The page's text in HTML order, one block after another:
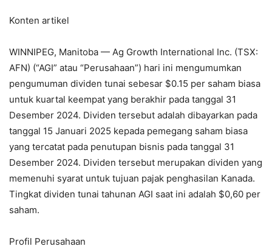
Konten artikel
WINNIPEG, Manitoba — Ag Growth International Inc. (TSX:
AFN) (“AGI” atau “Perusahaan”) hari ini mengumumkan
pengumuman dividen tunai sebesar $0.15 per saham biasa
untuk kuartal keempat yang berakhir pada tanggal 31
Desember 2024. Dividen tersebut adalah dibayarkan pada
tanggal 15 Januari 2025 kepada pemegang saham biasa
yang tercatat pada penutupan bisnis pada tanggal 31
Desember 2024. Dividen tersebut merupakan dividen yang
memenuhi syarat untuk tujuan pajak penghasilan Kanada.
Tingkat dividen tunai tahunan AGI saat ini adalah $0,60 per
saham.
Profil Perusahaan